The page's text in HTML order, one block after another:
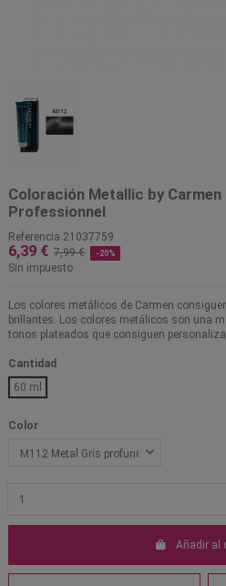
Coloración Metallic by Carmen
Professionnel
Referencia 21037759
6,39 € 7,99 € -20%
Sin impuesto
Los colores metálicos de Carmen
brillantes. Los colores metálicos son una
tonos plateados que consiguen
Cantidad
60 ml
Color
Añadir al